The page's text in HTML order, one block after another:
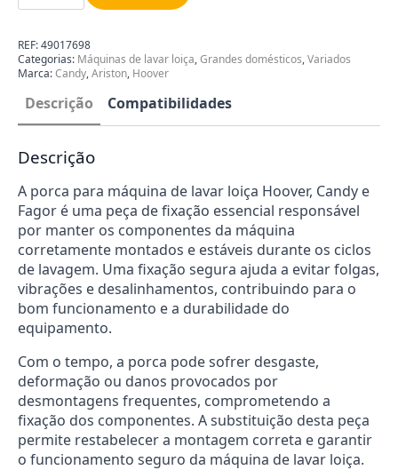
Máquina
Lavar
Loiça
Hoover
Candy
49017698
REF:49017698
Categorias: Máquinas de lavar loiça,Grandes domésticos,Variados
Marca:Candy,Ariston, Hoover
Descrição Compatibilidades
Descrição
A porca para máquina de lavar loiça Hoover, Candy e
Fagor é uma peça de fixação essencial responsável
por manter os componentes da máquina
corretamente montados e estáveis durante os ciclos
de lavagem. Uma fixação segura ajuda a evitar folgas,
vibrações e desalinhamentos, contribuindo para o
bom funcionamento e a durabilidade do
equipamento.
Com o tempo, a porca pode sofrer desgaste,
deformação ou danos provocados por
desmontagens frequentes, comprometendo a
fixação dos componentes. A substituição desta peça
permite restabelecer a montagem correta e garantir
o funcionamento seguro da máquina de lavar loiça.